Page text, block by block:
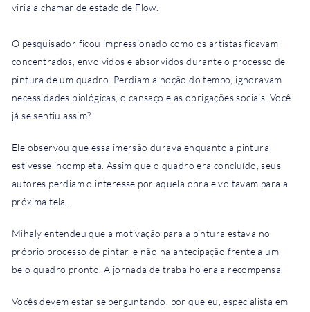
viria a chamar de estado de Flow.
O pesquisador ficou impressionado como os artistas ficavam
concentrados, envolvidos e absorvidos durante o processo de
pintura de um quadro. Perdiam a noção do tempo, ignoravam
necessidades biológicas, o cansaço e as obrigações sociais. Você
já se sentiu assim?
Ele observou que essa imersão durava enquanto a pintura
estivesse incompleta. Assim que o quadro era concluído, seus
autores perdiam o interesse por aquela obra e voltavam para a
próxima tela.
Mihaly entendeu que a motivação para a pintura estava no
próprio processo de pintar, e não na antecipação frente a um
belo quadro pronto. A jornada de trabalho era a recompensa.
Vocês devem estar se perguntando, por que eu, especialista em